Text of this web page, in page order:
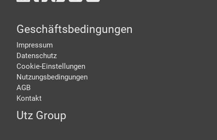
Geschäftsbedingungen
Impressum
Datenschutz
Cookie-Einstellungen
Nutzungsbedingungen
AGB
Kontakt
Utz Group